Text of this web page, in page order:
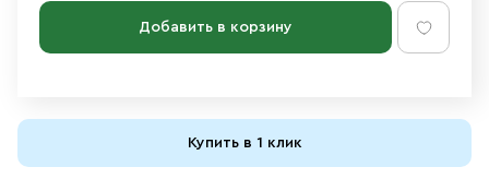
Добавить в корзину
Купить в 1 клик